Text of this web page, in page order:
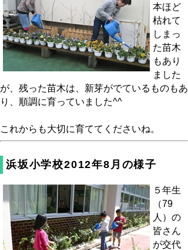
本ほど
枯れて
しまっ
た苗木
もあり
ました
が、残った苗木は、新芽がでているものもあ
り、順調に育っていました^^
これからも大切に育ててくださいね。
浜坂小学校2012年8月の様子
５年生
（79
人）の
皆さん
が交代